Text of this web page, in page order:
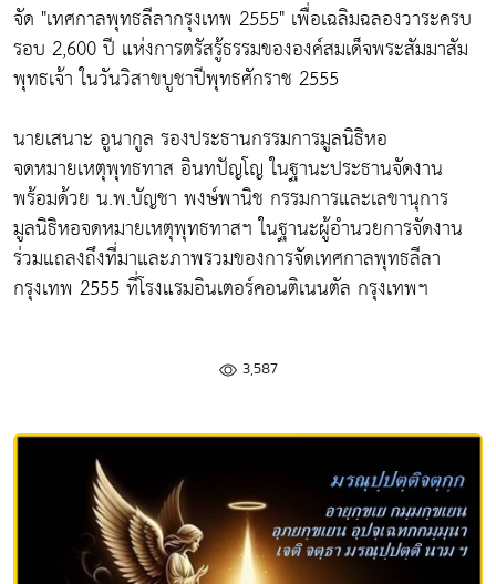
จัด "เทศกาลพุทธลีลากรุงเทพ 2555" เพื่อเฉลิมฉลองวาระครบ
รอบ 2,600 ปี แห่งการตรัสรู้ธรรมขององค์สมเด็จพระสัมมาสัม
พุทธเจ้า ในวันวิสาขบูชาปีพุทธศักราช 2555
นายเสนาะ อูนากูล รองประธานกรรมการมูลนิธิหอ
จดหมายเหตุพุทธทาส อินทปัญโญ ในฐานะประธานจัดงาน
พร้อมด้วย น.พ.บัญชา พงษ์พานิช กรรมการและเลขานุการ
มูลนิธิหอจดหมายเหตุพุทธทาสฯ ในฐานะผู้อำนวยการจัดงาน
ร่วมแถลงถึงที่มาและภาพรวมของการจัดเทศกาลพุทธลีลา
กรุงเทพ 2555 ที่โรงแรมอินเตอร์คอนติเนนตัล กรุงเทพฯ
3,587